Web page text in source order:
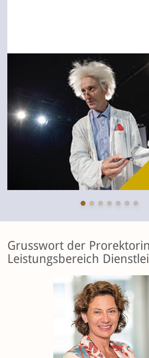
Grusswort der Prorektorin
Leistungsbereich